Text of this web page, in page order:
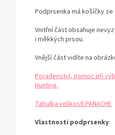
Podprsenka má košíčky
Vnitřní část obsahuje
i měkkých prsou.
Vnější část vidíte na
Poradenství, pomoc při
Hunting.
Tabulka velikostí PANACHE
Vlastnosti podprsenky